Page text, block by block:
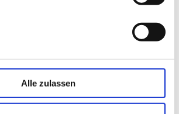
Alle zulassen
Produkte